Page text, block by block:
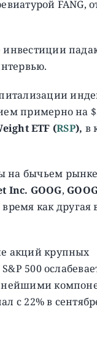
FANG,
примерно на
ETF (RSP), в
на бычьем
Inc. GOOG,
время как другая
акций крупных
500
с 22% в